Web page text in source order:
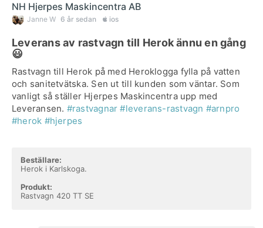
NH Hjerpes Maskincentra AB
Janne W 6 år sedan ios
Leverans av rastvagn till Herok ännu en gång
😃
Rastvagn till Herok på med Heroklogga fylla på vatten
och sanitetvätska. Sen ut till kunden som väntar. Som
vanligt så ställer Hjerpes Maskincentra upp med
Leveransen. #rastvagnar #leverans-rastvagn #arnpro
#herok #hjerpes
Beställare:
Herok i Karlskoga.
Produkt:
Rastvagn 420 TT SE